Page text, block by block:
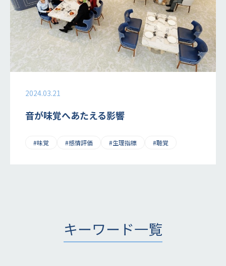
2024.03.21
音が味覚へあたえる影響
#味覚 #感情評価 #生理指標 #聴覚
キーワード一覧